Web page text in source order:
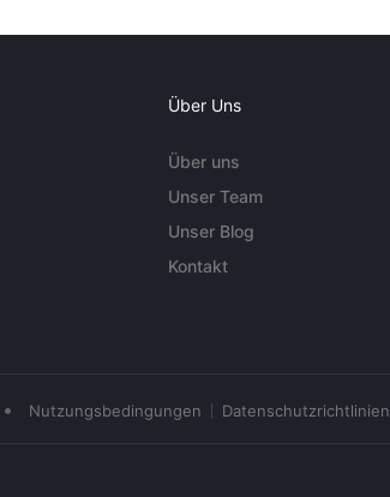
Über Uns
Über uns
Unser Team
Unser Blog
Kontakt
• Nutzungsbedingungen Datenschutzrichtlinien